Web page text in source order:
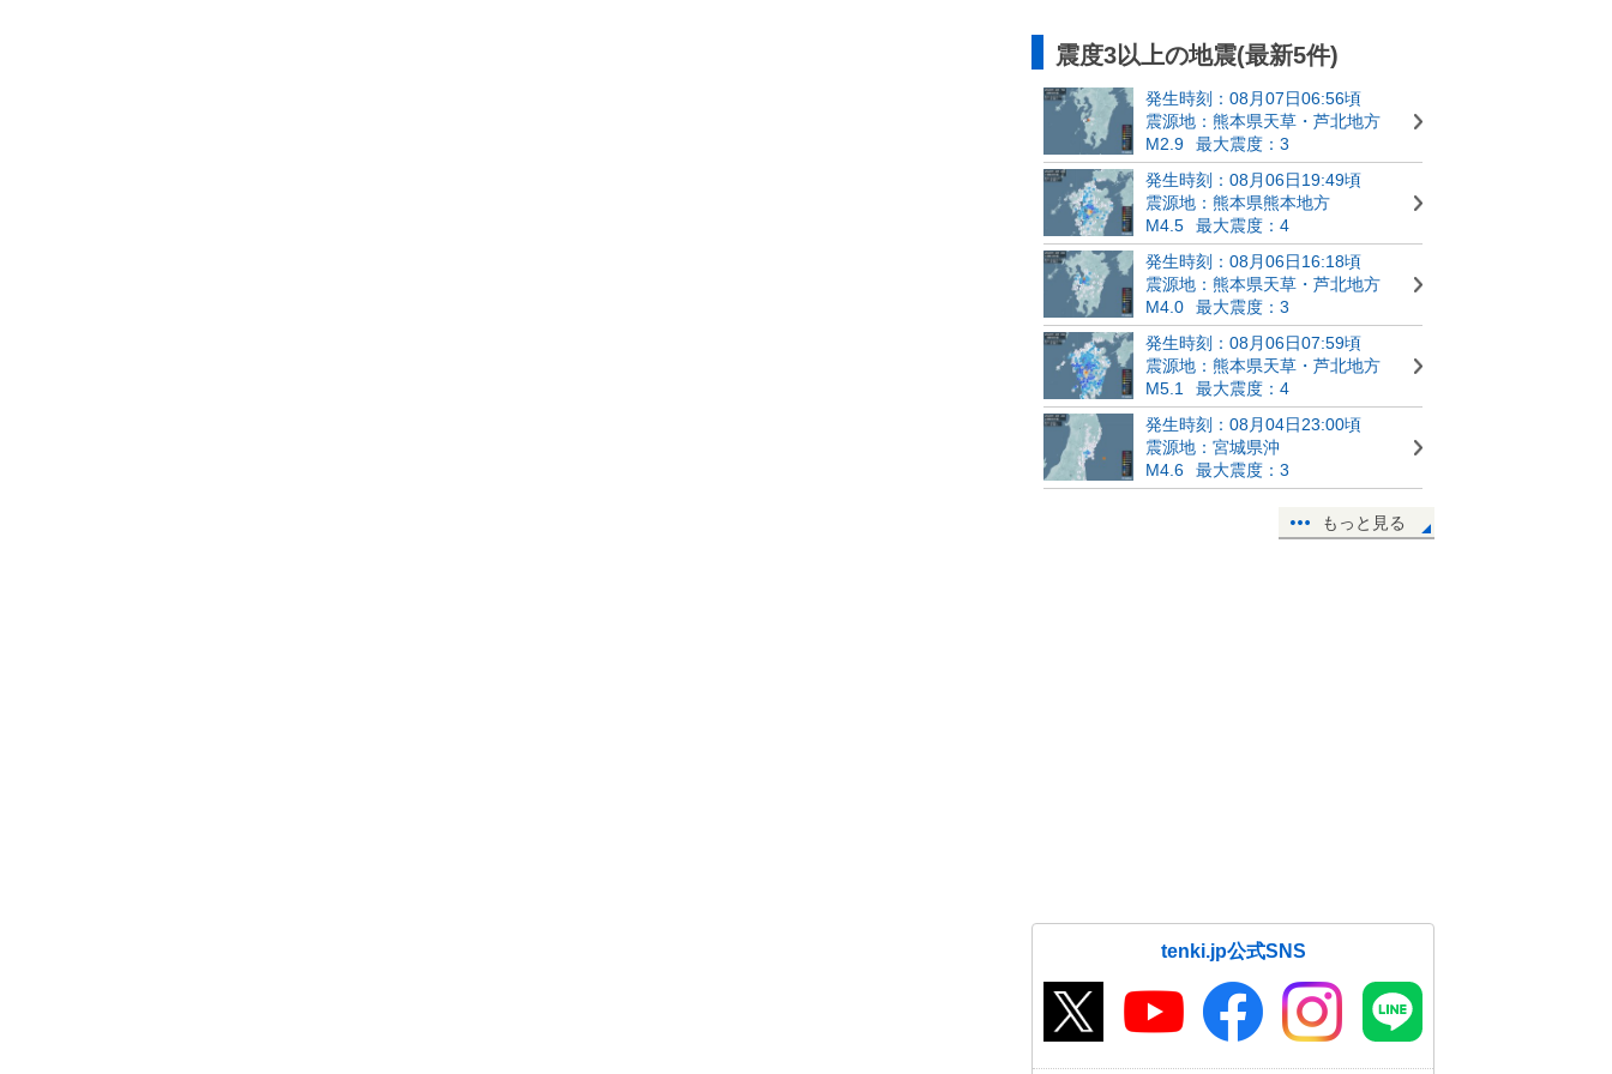
震度3以上の地震(最新5件)
発生時刻：08月07日06:56頃
震源地：熊本県天草・芦北地方
M2.9
最大震度：3
発生時刻：08月06日19:49頃
震源地：熊本県熊本地方
M4.5
最大震度：4
発生時刻：08月06日16:18頃
震源地：熊本県天草・芦北地方
M4.0
最大震度：3
発生時刻：08月06日07:59頃
震源地：熊本県天草・芦北地方
M5.1
最大震度：4
発生時刻：08月04日23:00頃
震源地：宮城県沖
M4.6
最大震度：3
もっと見る
tenki.jp公式SNS